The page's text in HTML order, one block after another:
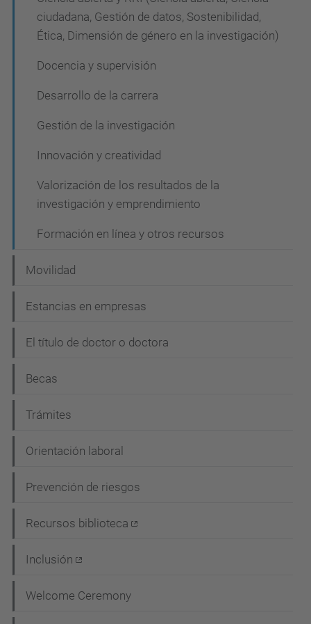
ciudadana, Gestión de datos, Sostenibilidad,
Ética, Dimensión de género en la investigación)
Docencia y supervisión
Desarrollo de la carrera
Gestión de la investigación
Innovación y creatividad
Valorización de los resultados de la
investigación y emprendimiento
Formación en línea y otros recursos
Movilidad
Estancias en empresas
El título de doctor o doctora
Becas
Trámites
Orientación laboral
Prevención de riesgos
Recursos biblioteca
Inclusión
Welcome Ceremony